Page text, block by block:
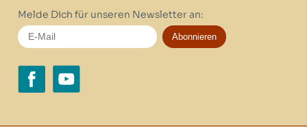
Melde Dich für unseren Newsletter an:
Abonnieren